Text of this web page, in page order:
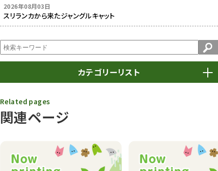
2026年08月03日
スリランカから来たジャングルキャット
カテゴリーリスト
動物園
動物園その他 117
関連ページ
Related pages